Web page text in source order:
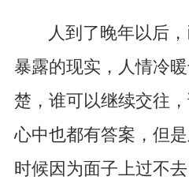
人到了晚年以后
暴露的现实，人情冷
楚，谁可以继续交往
心中也都有答案，但
时候因为面子上过不